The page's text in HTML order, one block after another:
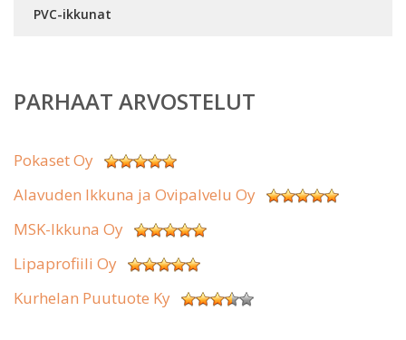
PVC-ikkunat
PARHAAT ARVOSTELUT
Pokaset Oy
Alavuden Ikkuna ja Ovipalvelu Oy
MSK-Ikkuna Oy
Lipaprofiili Oy
Kurhelan Puutuote Ky